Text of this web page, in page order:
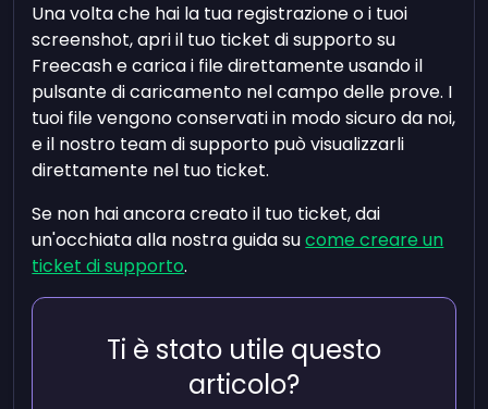
Una volta che hai la tua registrazione o i tuoi
screenshot, apri il tuo ticket di supporto su
Freecash e carica i file direttamente usando il
pulsante di caricamento nel campo delle prove. I
tuoi file vengono conservati in modo sicuro da noi,
e il nostro team di supporto può visualizzarli
direttamente nel tuo ticket.
Se non hai ancora creato il tuo ticket, dai
un'occhiata alla nostra guida sucome creare un
ticket di supporto.
Ti è stato utile questo
articolo?